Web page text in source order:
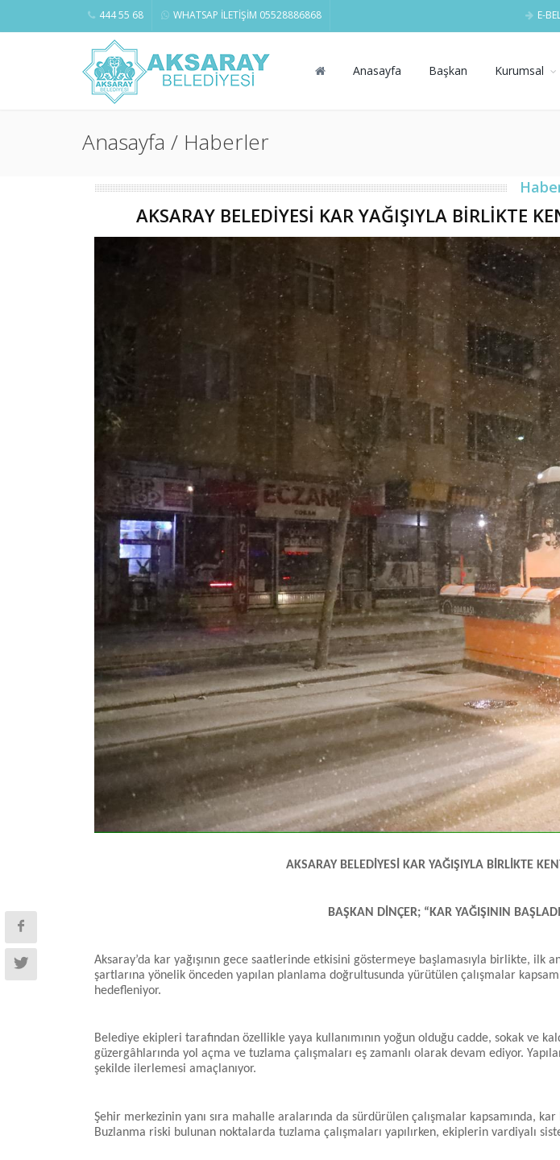
E-
444 55 68 WHATSAP İLETİŞİM 05528886868
Anasayfa Başkan Kurumsal
Anasayfa / Haberler
AKSARAY BELEDİYESİ KAR YAĞIŞIYLA BİRLİKTE
AKSARAY BELEDİYESİ KAR YAĞIŞIYLA BİRLİKTE
BAŞKAN DİNÇER; “KAR YAĞIŞININ
Aksaray’da kar yağışının gece saatlerinde etkisini göstermeye başlamasıyla birlikte,
şartlarına yönelik önceden yapılan planlama doğrultusunda yürütülen çalışmalar
hedefleniyor.
Belediye ekipleri tarafından özellikle yaya kullanımının yoğun olduğu cadde, sokak ve
güzergâhlarında yol açma ve tuzlama çalışmaları eş zamanlı olarak devam ediyor.
şekilde ilerlemesi amaçlanıyor.
Şehir merkezinin yanı sıra mahalle aralarında da sürdürülen çalışmalar kapsamında,
Buzlanma riski bulunan noktalarda tuzlama çalışmaları yapılırken, ekiplerin vardiyalı